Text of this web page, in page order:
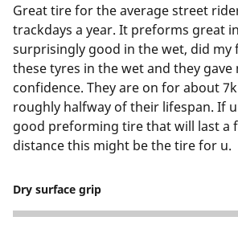
Great tire for the average street
trackdays a year. It preforms great
surprisingly good in the wet, did my
these tyres in the wet and they gave
confidence. They are on for about
roughly halfway of their lifespan. If
good preforming tire that will last a
distance this might be the tire for u.
Dry surface grip
4